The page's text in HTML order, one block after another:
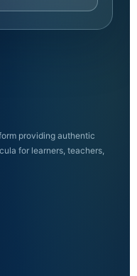
providing authentic
for learners, teachers,